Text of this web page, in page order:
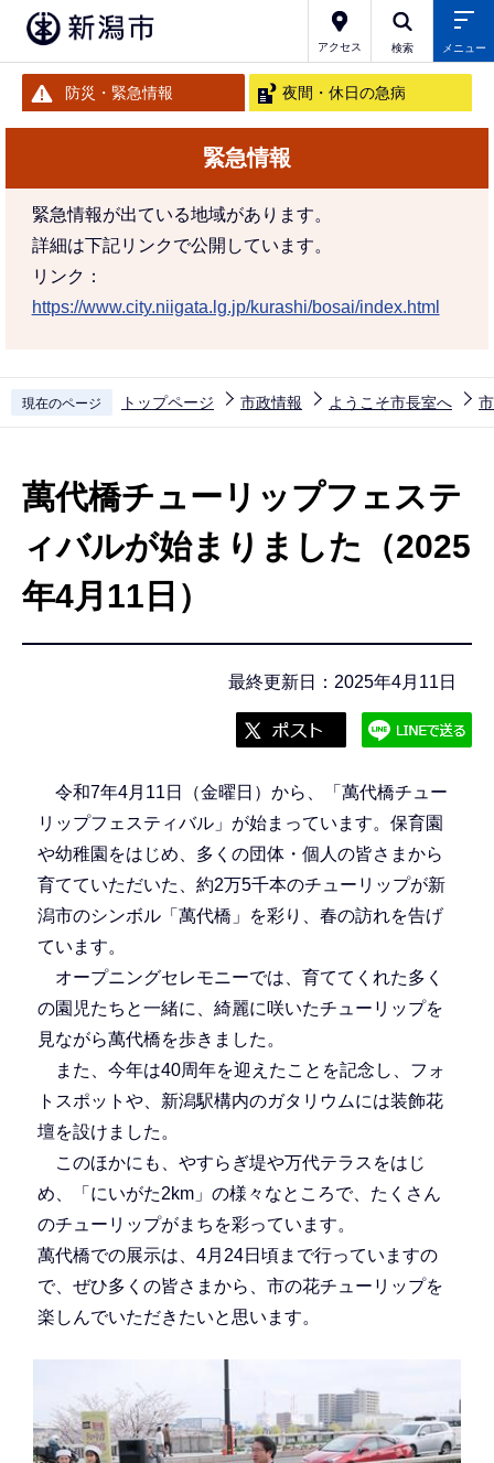
アクセス 検索 メニュー
防災・緊急情報 夜間・休日の急病
緊急情報
緊急情報が出ている地域があります。
詳細は下記リンクで公開しています。
リンク：
https://www.city.niigata.lg.jp/kurashi/bosai/index.html
現在のページ トップページ 市政情報 ようこそ市長室へ
萬代橋チューリップフェステ
ィバルが始まりました（2025
年4月11日）
最終更新日：2025年4月11日
令和7年4月11日（金曜日）から、「萬代橋チュー
リップフェスティバル」が始まっています。保育園
や幼稚園をはじめ、多くの団体・個人の皆さまから
育てていただいた、約2万5千本のチューリップが新
潟市のシンボル「萬代橋」を彩り、春の訪れを告げ
ています。
オープニングセレモニーでは、育ててくれた多く
の園児たちと一緒に、綺麗に咲いたチューリップを
見ながら萬代橋を歩きました。
また、今年は40周年を迎えたことを記念し、フォ
トスポットや、新潟駅構内のガタリウムには装飾花
壇を設けました。
このほかにも、やすらぎ堤や万代テラスをはじ
め、「にいがた2km」の様々なところで、たくさん
のチューリップがまちを彩っています。
萬代橋での展示は、4月24日頃まで行っていますの
で、ぜひ多くの皆さまから、市の花チューリップを
楽しんでいただきたいと思います。